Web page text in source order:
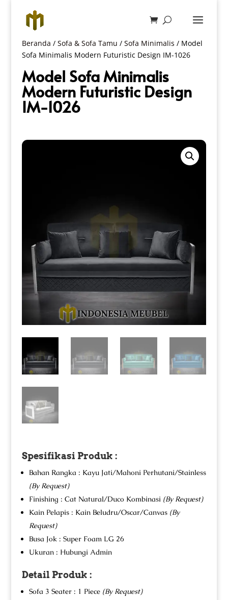
Beranda / Sofa & Sofa Tamu / Sofa Minimalis / Model
Sofa Minimalis Modern Futuristic Design IM-1026
Model Sofa Minimalis
Modern Futuristic Design
IM-1026
Spesifikasi Produk :
Bahan Rangka : Kayu Jati/Mahoni Perhutani/Stainless
(By Request)
Finishing : Cat Natural/Duco Kombinasi (By Request)
Kain Pelapis : Kain Beludru/Oscar/Canvas (By
Request)
Busa Jok : Super Foam LG 26
Ukuran : Hubungi Admin
Detail Produk :
Sofa 3 Seater : 1 Piece (By Request)